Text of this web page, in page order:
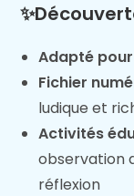
Adapté pour
Fichier
ludique et
Activités
observation
réflexion